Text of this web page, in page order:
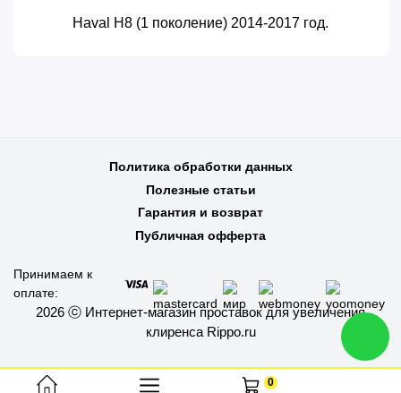
0
Haval H8 (1 поколение) 2014-2017 год.
Политика обработки данных
Полезные статьи
Гарантия и возврат
Публичная офферта
Принимаем к
оплате:
2026 ⓒ Интернет-магазин проставок для увеличения
клиренса Rippo.ru